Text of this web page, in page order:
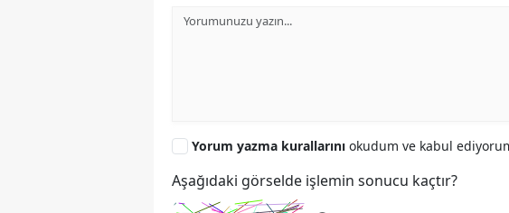
Yorum yazma kurallarını okudum ve kabul
Aşağıdaki görselde işlemin sonucu kaçtır?